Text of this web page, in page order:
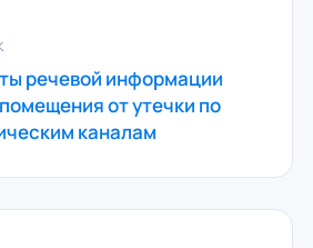
речевой информации
от утечки по
каналам